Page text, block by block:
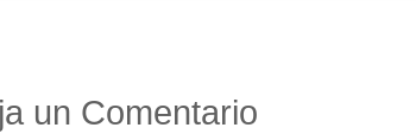
un Comentario